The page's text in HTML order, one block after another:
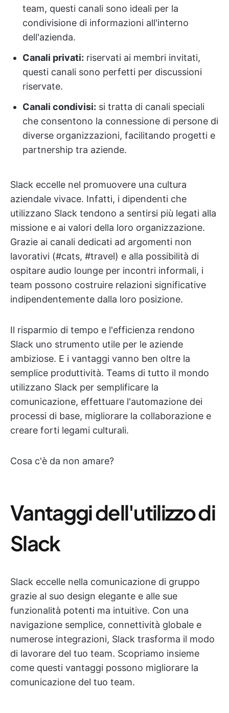
team, questi canali sono ideali per la
condivisione di informazioni all'interno
dell'azienda.
Canali privati: riservati ai membri invitati,
questi canali sono perfetti per discussioni
riservate.
Canali condivisi: si tratta di canali speciali
che consentono la connessione di persone di
diverse organizzazioni, facilitando progetti e
partnership tra aziende.
Slack eccelle nel promuovere una cultura
aziendale vivace. Infatti, i dipendenti che
utilizzano Slack tendono a sentirsi più legati alla
missione e ai valori della loro organizzazione.
Grazie ai canali dedicati ad argomenti non
lavorativi (#cats, #travel) e alla possibilità di
ospitare audio lounge per incontri informali, i
team possono costruire relazioni significative
indipendentemente dalla loro posizione.
Il risparmio di tempo e l'efficienza rendono
Slack uno strumento utile per le aziende
ambiziose. E i vantaggi vanno ben oltre la
semplice produttività. Teams di tutto il mondo
utilizzano Slack per semplificare la
comunicazione, effettuare l'automazione dei
processi di base, migliorare la collaborazione e
creare forti legami culturali.
Cosa c'è da non amare?
Vantaggi dell'utilizzo di
Slack
Slack eccelle nella comunicazione di gruppo
grazie al suo design elegante e alle sue
funzionalità potenti ma intuitive. Con una
navigazione semplice, connettività globale e
numerose integrazioni, Slack trasforma il modo
di lavorare del tuo team. Scopriamo insieme
come questi vantaggi possono migliorare la
comunicazione del tuo team.